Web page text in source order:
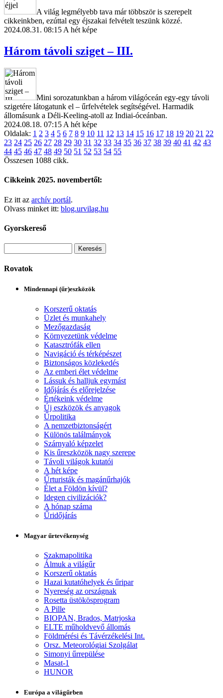
A világ legmélyebb tava már többször is szerepelt
cikkeinkben, ezúttal egy éjszakai felvételt teszünk közzé.
2024.08.31. 08:15 A hét képe
Három távoli sziget – III.
Mini sorozatunkban a három világóceán egy-egy távoli
szigetére látogatunk el – űrfelvételek segítségével. Harmadik
állomásunk a Déli-Keeling-atoll az Indiai-óceánban.
2024.08.18. 07:15 A hét képe
Oldalak: 1 2 3 4 5 6 7 8 9 10 11 12 13 14 15 16 17 18 19 20 21 22
23 24 25 26 27 28 29 30 31 32 33 34 35 36 37 38 39 40 41 42 43
44 45 46 47 48 49 50 51 52 53 54 55
Összesen 1088 cikk.
Cikkeink 2025. novembertől:
Ez itt az archív portál.
Olvass minket itt: blog.urvilag.hu
Gyorskereső
Rovatok
Mindennapi (űr)eszközök
Korszerű oktatás
Üzlet és munkahely
Mezőgazdaság
Környezetünk védelme
Katasztrófák ellen
Navigáció és térképészet
Biztonságos közlekedés
Az emberi élet védelme
Lássuk és halljuk egymást
Időjárás és előrejelzése
Értékeink védelme
Új eszközök és anyagok
Űrpolitika
A nemzetbiztonságért
Különös találmányok
Szárnyaló képzelet
Kis űreszközök nagy szerepe
Távoli világok kutatói
A hét képe
Űrturisták és magánűrhajók
Élet a Földön kívül?
Idegen civilizációk?
A hónap száma
Űridőjárás
Magyar űrtevékenység
Szakmapolitika
Álmuk a világűr
Korszerű oktatás
Hazai kutatóhelyek és űripar
Nyereség az országnak
Rosetta üstökösprogram
A Pille
BIOPAN, Brados, Matrjoska
ELTE műholdvevő állomás
Földmérési és Távérzékelési Int.
Orsz. Meteorológiai Szolgálat
Simonyi űrrepülése
Masat-1
HUNOR
Európa a világűrben